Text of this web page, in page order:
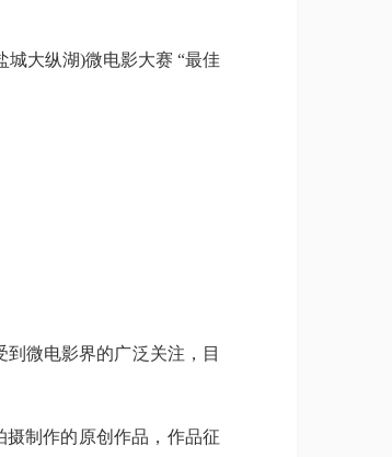
大纵湖)微电影大赛 “最佳
微电影界的广泛关注，目
制作的原创作品，作品征